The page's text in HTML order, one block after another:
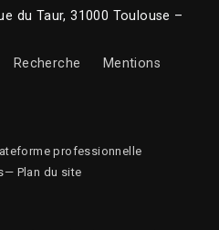
du Taur, 31000 Toulouse –
Recherche
Mentions
professionnelle
— Plan du site